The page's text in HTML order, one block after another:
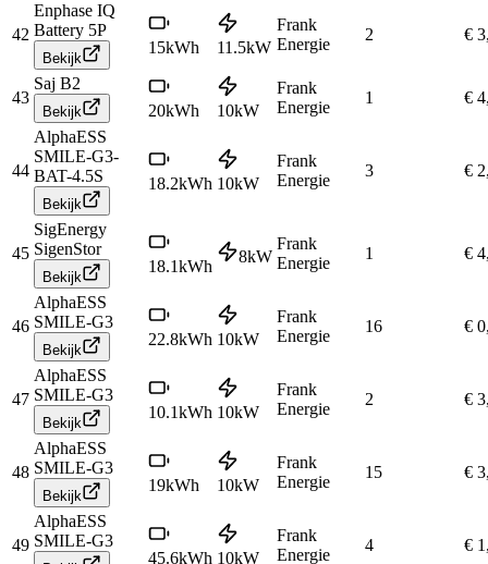
42
Enphase IQ
Battery 5P
Bekijk
15kWh 11.5kW
Frank
Energie
2 €
43
Saj B2
Bekijk 20kWh 10kW
Frank
Energie
1 €
44
AlphaESS
SMILE-G3-
BAT-4.5S
Bekijk
18.2kWh 10kW
Frank
Energie
3 €
45
SigEnergy
SigenStor
Bekijk
18.1kWh
8kW
Frank
Energie
1 €
46
AlphaESS
SMILE-G3
Bekijk
22.8kWh 10kW
Frank
Energie
16 €
47
AlphaESS
SMILE-G3
Bekijk
10.1kWh 10kW
Frank
Energie
2 €
48
AlphaESS
SMILE-G3
Bekijk
19kWh 10kW
Frank
Energie
15 €
49
AlphaESS
SMILE-G3
45.6kWh 10kW
Frank
Energie
4 €